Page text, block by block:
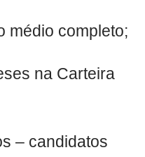
médio completo;
na Carteira
– candidatos